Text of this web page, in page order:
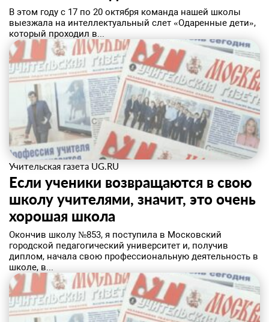
В этом году с 17 по 20 октября команда нашей школы
выезжала на интеллектуальный слет «Одаренные дети»,
который проходил в...
Учительская газета UG.RU
Если ученики возвращаются в свою
школу учителями, значит, это очень
хорошая школа
Окончив школу №853, я поступила в Московский
городской педагогический университет и, получив
диплом, начала свою профессиональную деятельность в
школе, в...